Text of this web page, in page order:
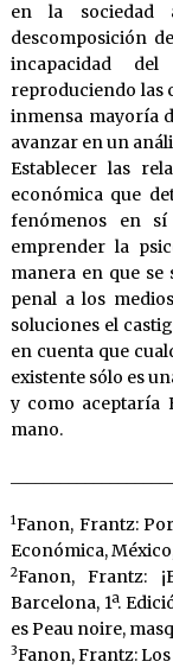
en la sociedad
descomposición
incapacidad
reproduciendo las
inmensa mayoría
avanzar en un
Establecer las
económica que
fenómenos en
emprender la
manera en que se
penal a los
soluciones el
en cuenta que
existente sólo es
y como aceptaría
mano.
1Fanon, Frantz:
Económica, México,
2Fanon, Frantz:
Barcelona, 1ª.
es Peau noire,
3Fanon, Frantz: